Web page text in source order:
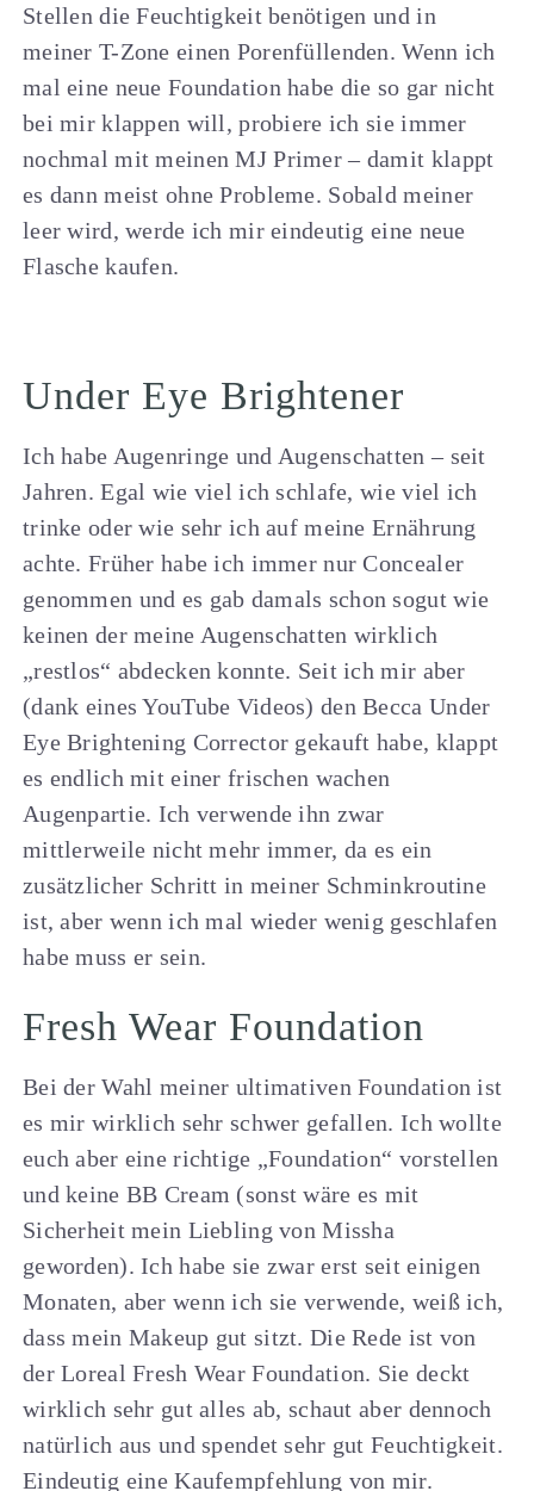
Stellen die Feuchtigkeit benötigen und in
meiner T-Zone einen Porenfüllenden. Wenn ich
mal eine neue Foundation habe die so gar nicht
bei mir klappen will, probiere ich sie immer
nochmal mit meinen MJ Primer – damit klappt
es dann meist ohne Probleme. Sobald meiner
leer wird, werde ich mir eindeutig eine neue
Flasche kaufen.
Under Eye Brightener
Ich habe Augenringe und Augenschatten – seit
Jahren. Egal wie viel ich schlafe, wie viel ich
trinke oder wie sehr ich auf meine Ernährung
achte. Früher habe ich immer nur Concealer
genommen und es gab damals schon sogut wie
keinen der meine Augenschatten wirklich
„restlos“ abdecken konnte. Seit ich mir aber
(dank eines YouTube Videos) den Becca Under
Eye Brightening Corrector gekauft habe, klappt
es endlich mit einer frischen wachen
Augenpartie. Ich verwende ihn zwar
mittlerweile nicht mehr immer, da es ein
zusätzlicher Schritt in meiner Schminkroutine
ist, aber wenn ich mal wieder wenig geschlafen
habe muss er sein.
Fresh Wear Foundation
Bei der Wahl meiner ultimativen Foundation ist
es mir wirklich sehr schwer gefallen. Ich wollte
euch aber eine richtige „Foundation“ vorstellen
und keine BB Cream (sonst wäre es mit
Sicherheit mein Liebling von Missha
geworden). Ich habe sie zwar erst seit einigen
Monaten, aber wenn ich sie verwende, weiß ich,
dass mein Makeup gut sitzt. Die Rede ist von
der Loreal Fresh Wear Foundation. Sie deckt
wirklich sehr gut alles ab, schaut aber dennoch
natürlich aus und spendet sehr gut Feuchtigkeit.
Eindeutig eine Kaufempfehlung von mir.